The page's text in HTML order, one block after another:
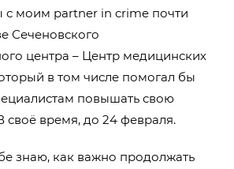
с моим partner in crime почти
Сеченовского
центра – Центр медицинских
в том числе помогал бы
повышать свою
своё время, до 24 февраля.
знаю, как важно продолжать